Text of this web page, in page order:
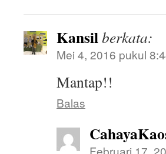
Kansilberkata:
Mei 4, 2016 pukul
Mantap!!
Balas
Februari 17,